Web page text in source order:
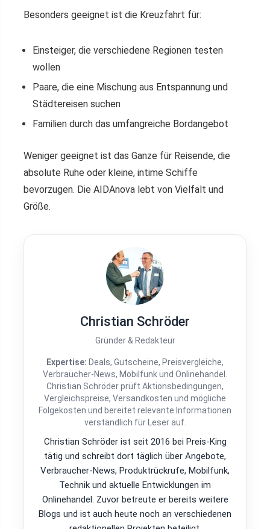
Besonders geeignet ist die Kreuzfahrt für:
Einsteiger, die verschiedene Regionen testen
wollen
Paare, die eine Mischung aus Entspannung und
Städtereisen suchen
Familien durch das umfangreiche Bordangebot
Weniger geeignet ist das Ganze für Reisende, die
absolute Ruhe oder kleine, intime Schiffe
bevorzugen. Die AIDAnova lebt von Vielfalt und
Größe.
Christian Schröder
Gründer & Redakteur
Expertise: Deals, Gutscheine, Preisvergleiche,
Verbraucher-News, Mobilfunk und Onlinehandel.
Christian Schröder prüft Aktionsbedingungen,
Vergleichspreise, Versandkosten und mögliche
Folgekosten und bereitet relevante Informationen
verständlich für Leser auf.
Christian Schröder ist seit 2016 bei Preis-King
tätig und schreibt dort täglich über Angebote,
Verbraucher-News, Produktrückrufe, Mobilfunk,
Technik und aktuelle Entwicklungen im
Onlinehandel. Zuvor betreute er bereits weitere
Blogs und ist auch heute noch an verschiedenen